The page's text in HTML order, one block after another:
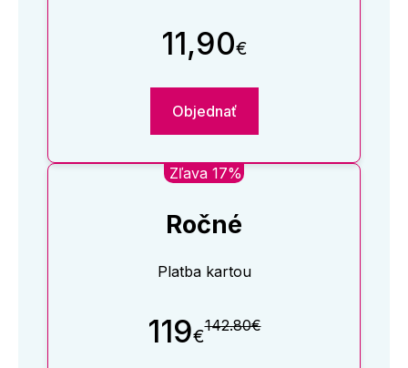
11,90€
Objednať
Zľava 17%
Ročné
Platba kartou
119€142.80€